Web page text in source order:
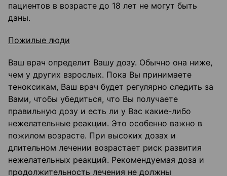
пациентов в возрасте до 18 лет не могут быть
даны.
Пожилые люди
Ваш врач определит Вашу дозу. Обычно она ниже,
чем у других взрослых. Пока Вы принимаете
теноксикам, Ваш врач будет регулярно следить за
Вами, чтобы убедиться, что Вы получаете
правильную дозу и есть ли у Вас какие-либо
нежелательные реакции. Это особенно важно в
пожилом возрасте. При высоких дозах и
длительном лечении возрастает риск развития
нежелательных реакций. Рекомендуемая доза и
продолжительность лечения не должны